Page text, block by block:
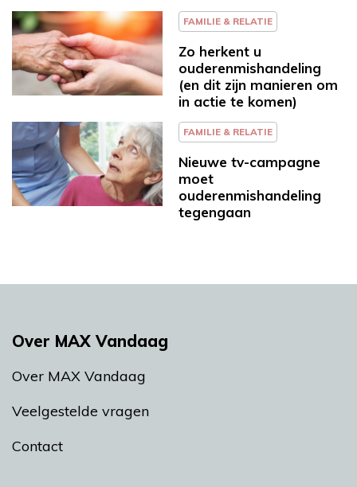
FAMILIE & RELATIE
Zo herkent u
ouderenmishandeling
(en dit zijn manieren om
in actie te komen)
FAMILIE & RELATIE
Nieuwe tv-campagne
moet
ouderenmishandeling
tegengaan
Over MAX Vandaag
Over MAX Vandaag
Veelgestelde vragen
Contact